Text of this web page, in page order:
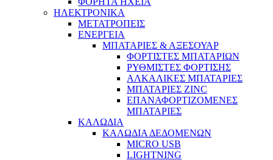
ΗΛΕΚΤΡΟΝΙΚΑ
ΜΕΤΑΤΡΟΠΕΙΣ
ΕΝΕΡΓΕΙΑ
ΜΠΑΤΑΡΙΕΣ & ΑΞΕΣΟΥΑΡ
ΦΟΡΤΙΣΤΕΣ ΜΠΑΤΑΡΙΩΝ
ΡΥΘΜΙΣΤΕΣ ΦΟΡΤΙΣΗΣ
ΑΛΚΑΛΙΚΕΣ ΜΠΑΤΑΡΙΕΣ
ΜΠΑΤΑΡΙΕΣ ZINC
ΕΠΑΝΑΦΟΡΤΙΖΟΜΕΝΕΣ
ΜΠΑΤΑΡΙΕΣ
ΚΑΛΩΔΙΑ
ΚΑΛΩΔΙΑ ΔΕΔΟΜΕΝΩΝ
MICRO USB
LIGHTNING